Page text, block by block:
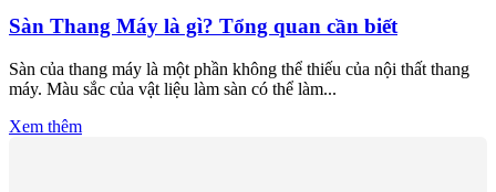
Sàn Thang Máy là gì? Tổng quan cần biết
Sàn của thang máy là một phần không thể thiếu của nội thất thang
máy. Màu sắc của vật liệu làm sàn có thể làm...
Xem thêm